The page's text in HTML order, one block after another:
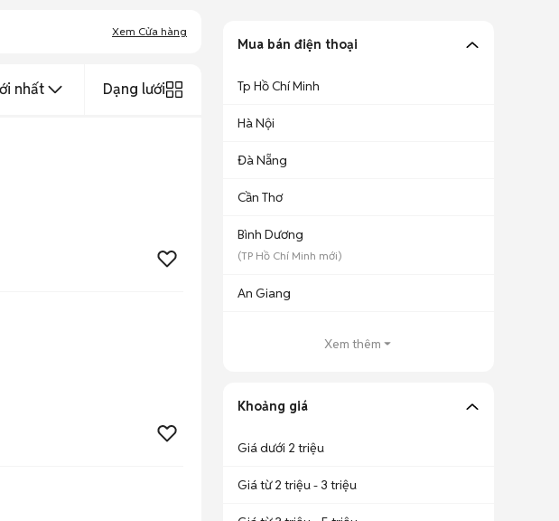
Xem Cửa hàng
nhất Dạng lưới
Mua bán điện thoại
Tp Hồ Chí Minh
Hà Nội
Đà Nẵng
Cần Thơ
Bình Dương
(TP Hồ Chí Minh mới)
An Giang
Xem thêm
Khoảng giá
Giá dưới 2 triệu
Giá từ 2 triệu - 3 triệu